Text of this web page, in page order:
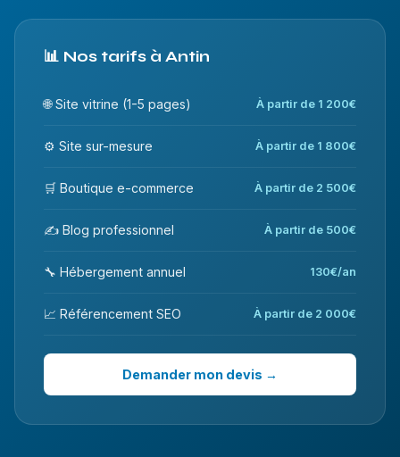
📊 Nos tarifs à Antin
🌐 Site vitrine (1-5 pages) À partir de 1 200€
⚙️ Site sur-mesure À partir de 1 800€
🛒 Boutique e-commerce À partir de 2 500€
✍️ Blog professionnel À partir de 500€
🔧 Hébergement annuel 130€/an
📈 Référencement SEO À partir de 2 000€
Demander mon devis →